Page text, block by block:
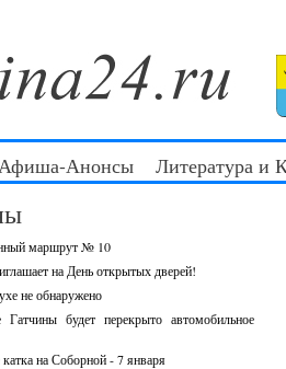
Анонсы Литература и
маршрут № 10
на День открытых дверей!
не обнаружено
будет перекрыто автомобильное
на Соборной - 7 января